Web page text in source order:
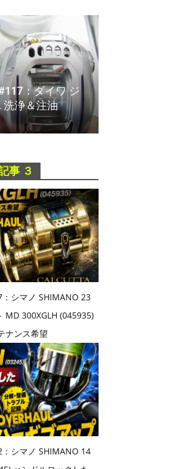
：ダイワ ジ
洗浄＆注油
事 ３
シマノ SHIMANO 23
MD 300XGLH (045935)
ナンス希望
シマノ SHIMANO 14